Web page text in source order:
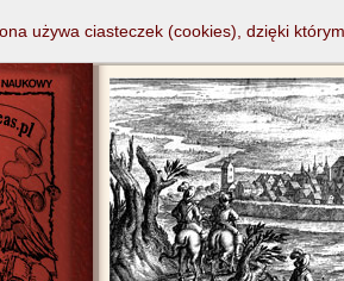
używa ciasteczek (cookies), dzięki